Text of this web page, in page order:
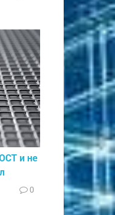
и не
0